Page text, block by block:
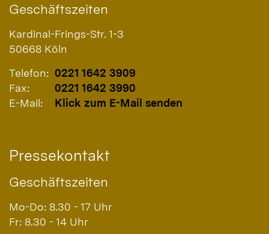
Geschäftszeiten
Kardinal-Frings-Str. 1-3
50668 Köln
Telefon: 0221 1642 3909
Fax:
0221 1642 3990
E-Mail:
Klick zum E-Mail senden
Pressekontakt
Geschäftszeiten
Mo-Do: 8.30 - 17 Uhr
Fr: 8.30 - 14 Uhr